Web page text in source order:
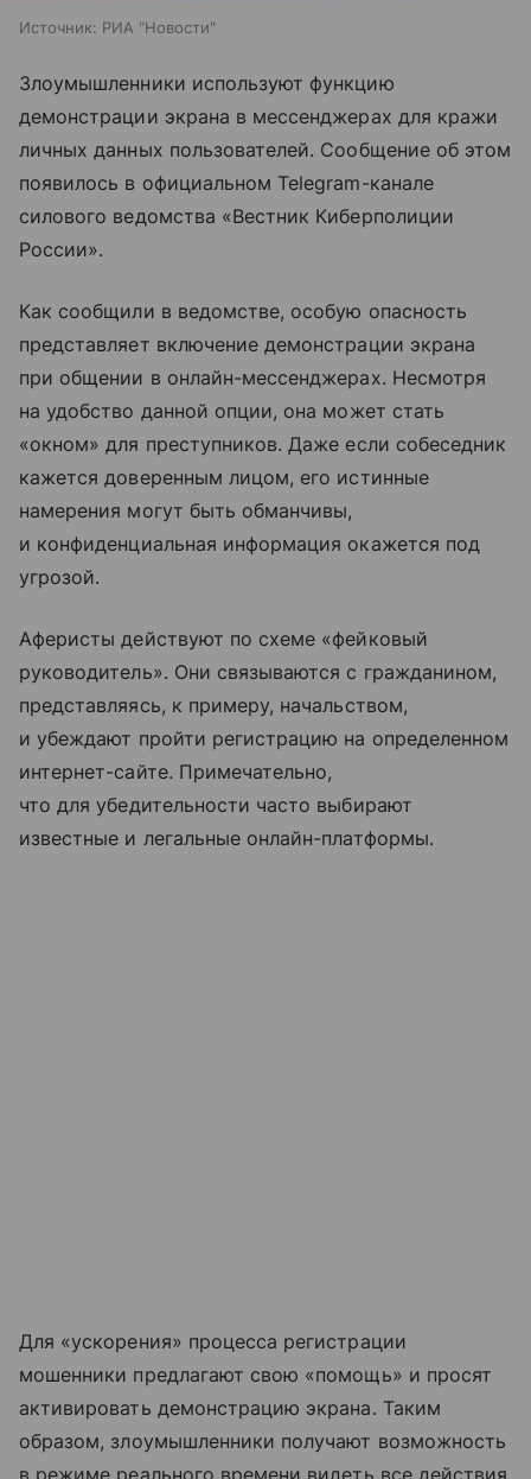
Источник: РИА "Новости"
Злоумышленники используют функцию
демонстрации экрана в мессенджерах для кражи
личных данных пользователей. Сообщение об этом
появилось в официальном Telegram-канале
силового ведомства «Вестник Киберполиции
России».
Как сообщили в ведомстве, особую опасность
представляет включение демонстрации экрана
при общении в онлайн-мессенджерах. Несмотря
на удобство данной опции, она может стать
«окном» для преступников. Даже если собеседник
кажется доверенным лицом, его истинные
намерения могут быть обманчивы,
и конфиденциальная информация окажется под
угрозой.
Аферисты действуют по схеме «фейковый
руководитель». Они связываются с гражданином,
представляясь, к примеру, начальством,
и убеждают пройти регистрацию на определенном
интернет-сайте. Примечательно,
что для убедительности часто выбирают
известные и легальные онлайн-платформы.
Для «ускорения» процесса регистрации
мошенники предлагают свою «помощь» и просят
активировать демонстрацию экрана. Таким
образом, злоумышленники получают возможность
в режиме реального времени видеть все действия